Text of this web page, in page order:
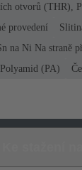
otvorů (THR),
provedení
na Ni Na straně
Polyamid (PA)